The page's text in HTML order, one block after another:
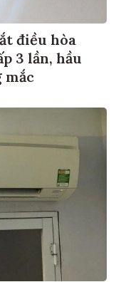
điều hòa
3 lần, hầu
mắc